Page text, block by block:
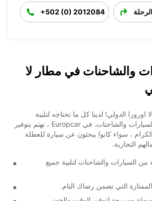
+502 (0) 2012084
والشاحنات في مطار لا
الدولي! لدينا كل ما تحتاجه لتلبية
احتياجاتك من تأجير السيارات والشاحنات. في Europcar ، نهتم بتوفير
، سواء كانوا يبحثون عن سيارة للعطلة
التجارية.
السيارات والشاحنات لتلبية جميع
التي تضمن رضاك التام.